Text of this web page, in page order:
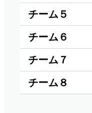
チーム５
チーム６
チーム７
チーム８